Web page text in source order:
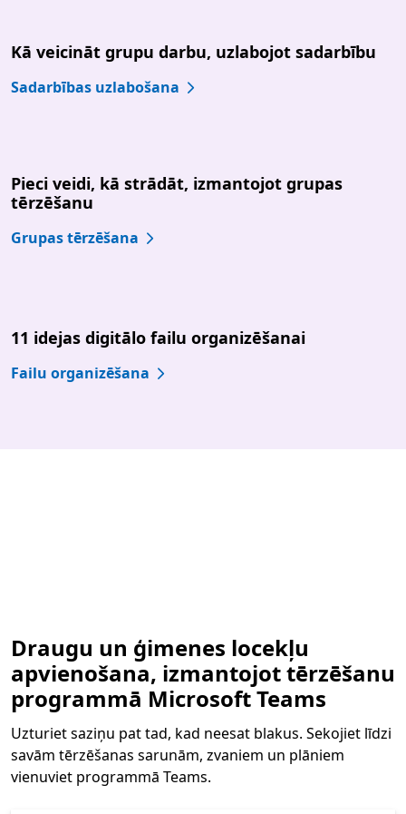
Kā veicināt grupu darbu, uzlabojot sadarbību
Sadarbības uzlabošana
Pieci veidi, kā strādāt, izmantojot grupas
tērzēšanu
Grupas tērzēšana
11 idejas digitālo failu organizēšanai
Failu organizēšana
Draugu un ģimenes locekļu
apvienošana, izmantojot tērzēšanu
programmā Microsoft Teams
Uzturiet saziņu pat tad, kad neesat blakus. Sekojiet līdzi
savām tērzēšanas sarunām, zvaniem un plāniem
vienuviet programmā Teams.